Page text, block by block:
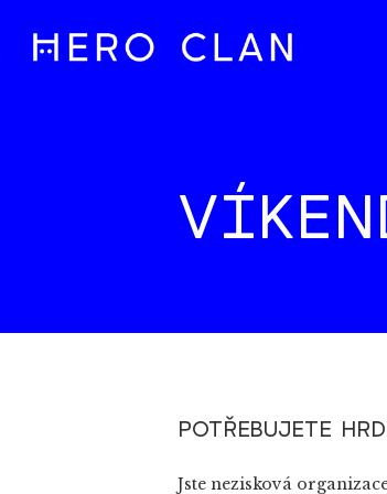
POTŘEBUJETE
Jste nezisková